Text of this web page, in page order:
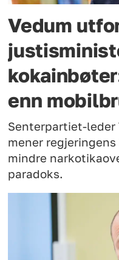
Vedum
enn
Senterpartiet-leder
mener
mindre
paradoks.